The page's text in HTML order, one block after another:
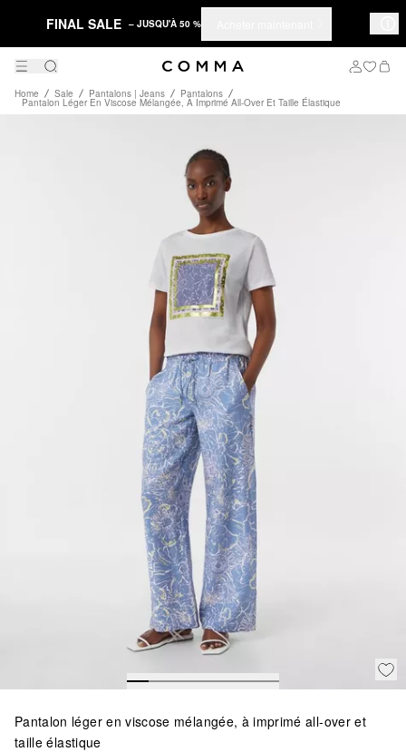
FINAL SALE – JUSQU'À 50 %
Home Sale Pantalons | Jeans Pantalons
Pantalon Léger En Viscose Mélangée, À Imprimé All-Over Et Taille Élastique
Pantalon léger en viscose mélangée, à imprimé all-over et
taille élastique